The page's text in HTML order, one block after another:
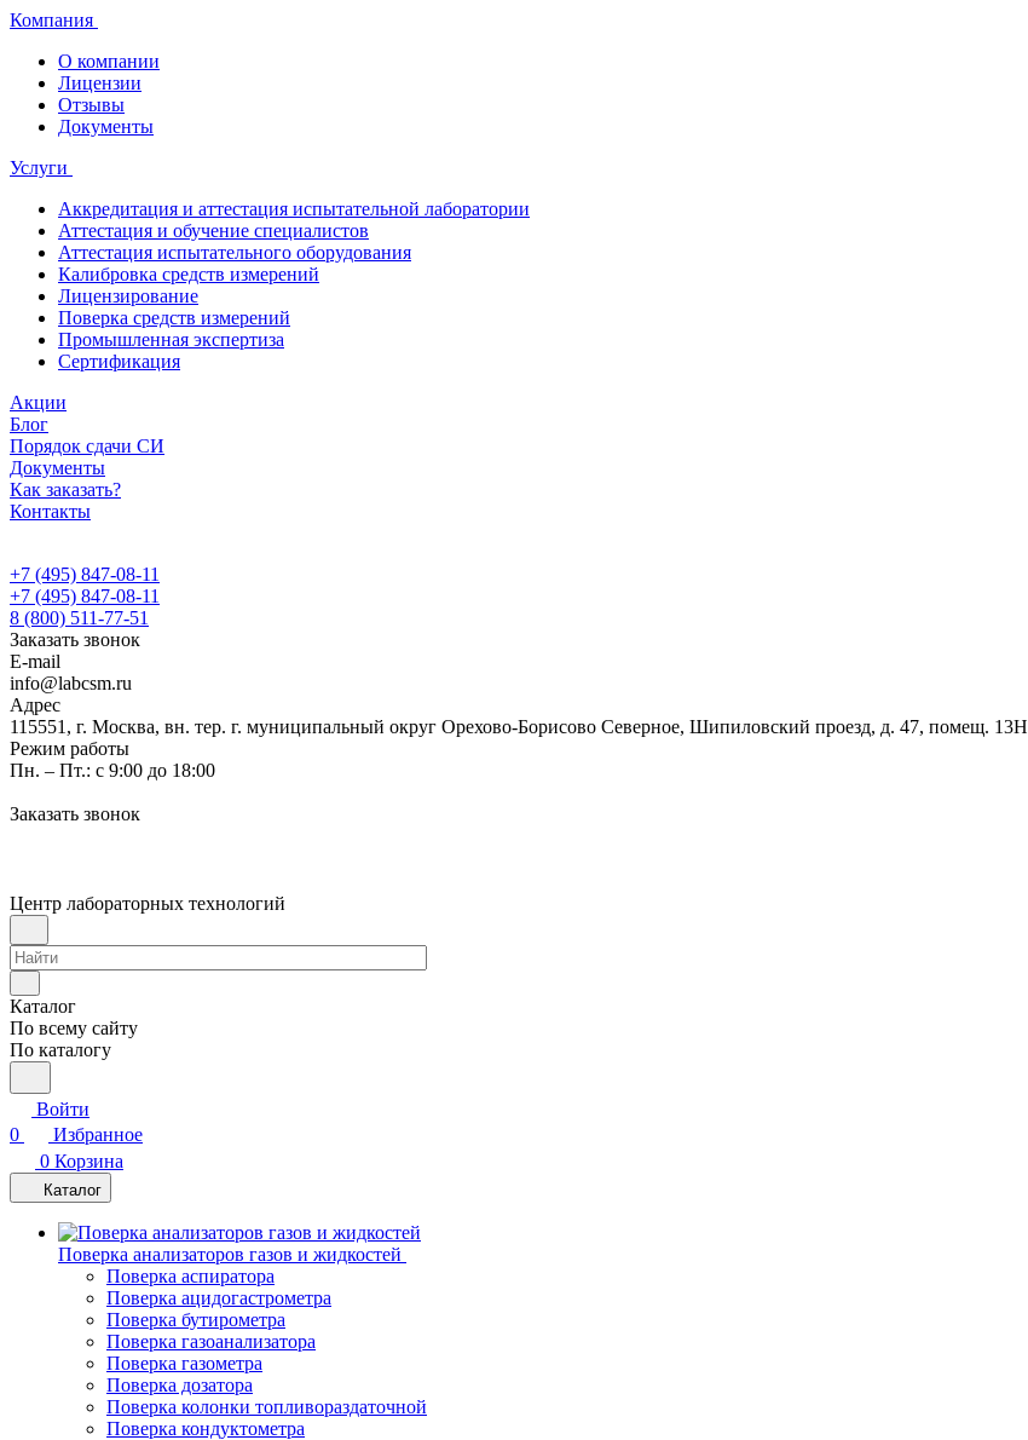
Компания
О компании
Лицензии
Отзывы
Документы
Услуги
Аккредитация и аттестация испытательной лаборатории
Аттестация и обучение специалистов
Аттестация испытательного оборудования
Калибровка средств измерений
Лицензирование
Поверка средств измерений
Промышленная экспертиза
Сертификация
Акции
Блог
Порядок сдачи СИ
Документы
Как заказать?
Контакты
+7 (495) 847-08-11
+7 (495) 847-08-11
8 (800) 511-77-51
Заказать звонок
E-mail
info@labcsm.ru
Адрес
115551, г. Москва, вн. тер. г. муниципальный округ Орехово-Борисово Северное, Шипиловский проезд, д. 47, помещ. 13Н
Режим работы
Пн. – Пт.: с 9:00 до 18:00
Заказать звонок
Центр лабораторных технологий
Каталог
По всему сайту
По каталогу
Войти
0
Избранное
0 Корзина
Каталог
Поверка анализаторов газов и жидкостей
Поверка аспиратора
Поверка ацидогастрометра
Поверка бутирометра
Поверка газоанализатора
Поверка газометра
Поверка дозатора
Поверка колонки топливораздаточной
Поверка кондуктометра